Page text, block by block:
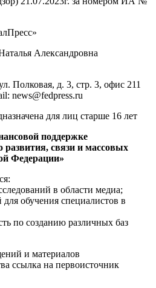
Александровна
Полковая, д. 3, стр. 3, офис 211
news@fedpress.ru
для лиц старше 16 лет
поддержке
связи и массовых
Федерации»
в области медиа;
обучения специалистов в
по созданию различных баз
и материалов
ссылка на первоисточник